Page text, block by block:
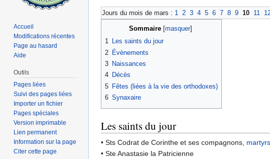
Jours du mois de mars : 1 2 3 4 5 6 7 8 9 10 11
Sommaire[ masquer]
1 Les saints du jour
2 Évènements
3 Naissances
4 Décès
5 Fêtes (liées à la vie des orthodoxes)
6 Synaxaire
Les saints du jour
• Sts Codrat de Corinthe et ses compagnons, martyrs
• Ste Anastasie la Patricienne
Accueil
Modifications récentes
Page au hasard
Aide
Outils
Pages liées
Suivi des pages liées
Importer un fichier
Pages spéciales
Version imprimable
Lien permanent
Information sur la page
Citer cette page